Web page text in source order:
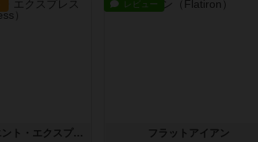
トランスオリエント・エクスプレス
レビュー
フラットアイアン